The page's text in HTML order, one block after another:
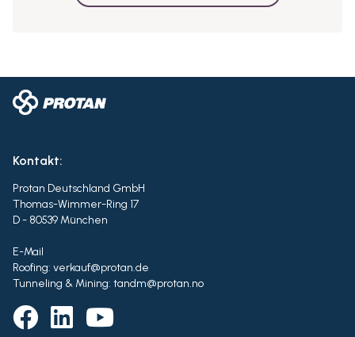
Kontakt:
Protan Deutschland GmbH
Thomas-Wimmer-Ring 17
D - 80539 München
E-Mail
Roofing: verkauf@protan.de
Tunneling & Mining: tandm@protan.no